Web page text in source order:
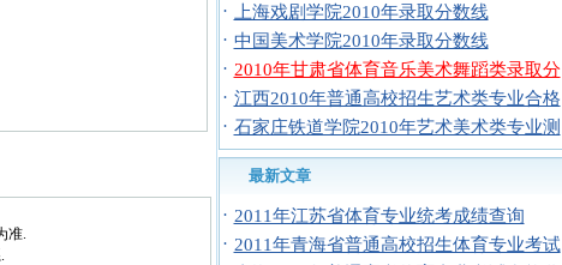
准.
·
上海戏剧学院2010年录取分数线
· 中国美术学院2010年录取分数线
· 2010年甘肃省体育音乐美术舞蹈类录取分
· 江西2010年普通高校招生艺术类专业合格
· 石家庄铁道学院2010年艺术美术类专业测
最新文章
· 2011年江苏省体育专业统考成绩查询
· 2011年青海省普通高校招生体育专业考试